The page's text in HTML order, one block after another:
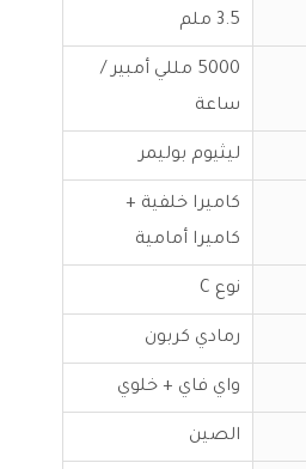
3.5 ملم
5000 مللي أمبير /
ساعة
ليثيوم بوليمر
كاميرا خلفية +
كاميرا أمامية
نوع C
رمادي كربون
واي فاي + خلوي
الصين